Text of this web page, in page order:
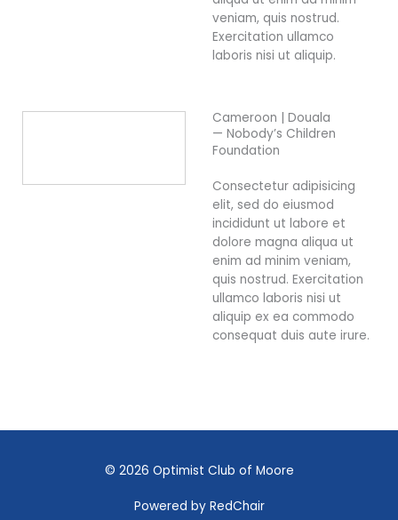
veniam, quis nostrud.
Exercitation ullamco
laboris nisi ut aliquip.
Cameroon | Douala
— Nobody’s Children
Foundation
Consectetur adipisicing
elit, sed do eiusmod
incididunt ut labore et
dolore magna aliqua ut
enim ad minim veniam,
quis nostrud. Exercitation
ullamco laboris nisi ut
aliquip ex ea commodo
consequat duis aute irure.
© 2026 Optimist Club of Moore
Powered by RedChair